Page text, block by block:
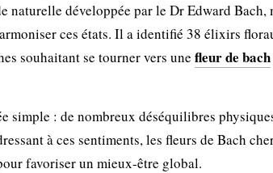
naturelle développée par le Dr Edward
ces états. Il a identifié 38 élixirs
souhaitant se tourner vers une fleur de bach
simple : de nombreux déséquilibres
à ces sentiments, les fleurs de Bach
favoriser un mieux-être global.